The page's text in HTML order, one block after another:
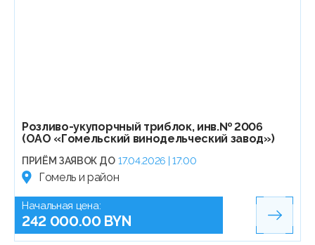
Розливо-укупорчный триблок, инв.№ 2006
(ОАО «Гомельский винодельческий завод»)
ПРИЁМ ЗАЯВОК ДО 17.04.2026 | 17:00
Гомель и район
Начальная цена:
242 000.00 BYN